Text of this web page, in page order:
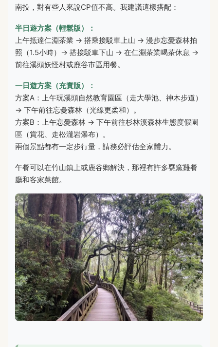
南投，對有些人來說CP值不高。我建議這樣搭配：
半日遊方案（輕鬆版）：
上午抵達仁淵茶業 → 搭乘接駁車上山 → 漫步忘憂森林拍
照（1.5小時）→ 搭接駁車下山 → 在仁淵茶業喝茶休息 →
前往溪頭妖怪村或鹿谷市區用餐。
一日遊方案（充實版）：
方案A：上午玩溪頭自然教育園區（走大學池、神木步道）
→ 下午前往忘憂森林（光線更柔和）。
方案B：上午忘憂森林 → 下午前往杉林溪森林生態度假園
區（賞花、走松瀧岩瀑布）。
兩個景點都有一定步行量，請務必評估全家體力。
午餐可以在竹山鎮上或鹿谷鄉解決，那裡有許多甕窯雞餐
廳和客家菜館。